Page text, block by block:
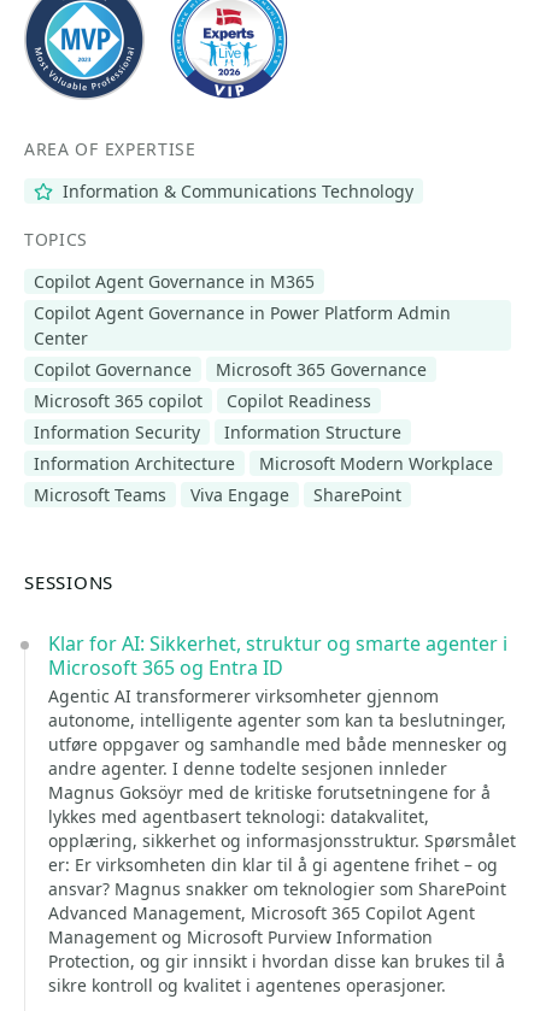
AREA OF EXPERTISE
Information & Communications Technology
TOPICS
Copilot Agent Governance in M365
Copilot Agent Governance in Power Platform Admin
Center
Copilot Governance
Microsoft 365 Governance
Microsoft 365 copilot
Copilot Readiness
Information Security
Information Structure
Information Architecture
Microsoft Modern Workplace
Microsoft Teams
Viva Engage SharePoint
SESSIONS
Klar for AI: Sikkerhet, struktur og smarte agenter i
Microsoft 365 og Entra ID
Agentic AI transformerer virksomheter gjennom
autonome, intelligente agenter som kan ta beslutninger,
utføre oppgaver og samhandle med både mennesker og
andre agenter. I denne todelte sesjonen innleder
Magnus Goksöyr med de kritiske forutsetningene for å
lykkes med agentbasert teknologi: datakvalitet,
opplæring, sikkerhet og informasjonsstruktur. Spørsmålet
er: Er virksomheten din klar til å gi agentene frihet – og
ansvar? Magnus snakker om teknologier som SharePoint
Advanced Management, Microsoft 365 Copilot Agent
Management og Microsoft Purview Information
Protection, og gir innsikt i hvordan disse kan brukes til å
sikre kontroll og kvalitet i agentenes operasjoner.